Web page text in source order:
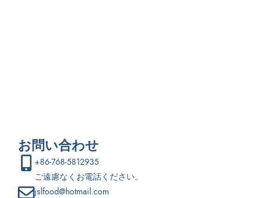
お問い合わせ
+86-768-5812935
ご遠慮なくお電話ください。
jslfood@hotmail.com